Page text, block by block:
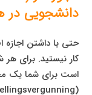
دانشجویی در
حتی با داشتن اجازه
کار نیستید. برای